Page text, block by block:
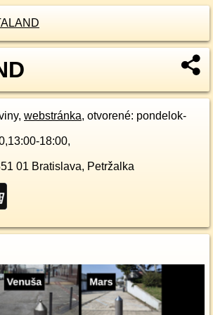
webstránka, otvorené: pondelok-
18:00,
01 Bratislava, Petržalka